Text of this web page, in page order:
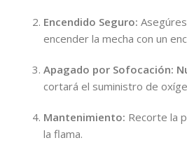
Encendido Seguro:
encender la mecha con un
Apagado por Sofocación:
cortará el suministro de
Mantenimiento: Recorte la
la flama.